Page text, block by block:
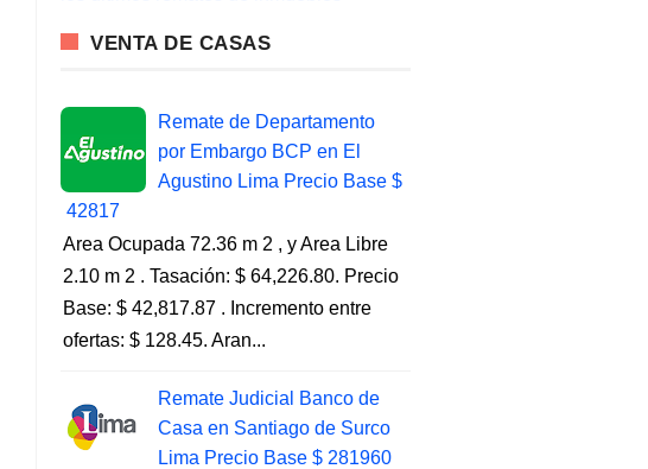
VENTA DE CASAS
Remate de Departamento
por Embargo BCP en El
Agustino Lima Precio Base $
42817
Area Ocupada 72.36 m 2 , y Area Libre
2.10 m 2 . Tasación: $ 64,226.80. Precio
Base: $ 42,817.87 . Incremento entre
ofertas: $ 128.45. Aran...
Remate Judicial Banco de
Casa en Santiago de Surco
Lima Precio Base $ 281960